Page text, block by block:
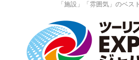
「施設」「雰囲気」のベス